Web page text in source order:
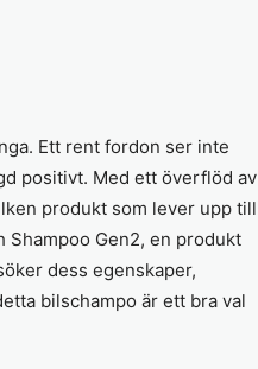
Ett rent fordon ser inte
positivt. Med ett överflöd av
produkt som lever upp till
Shampoo Gen2, en produkt
dess egenskaper,
bilschampo är ett bra val